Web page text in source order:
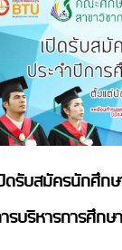
ดรับสมัครนักศึก
รบริหารการศึกษา